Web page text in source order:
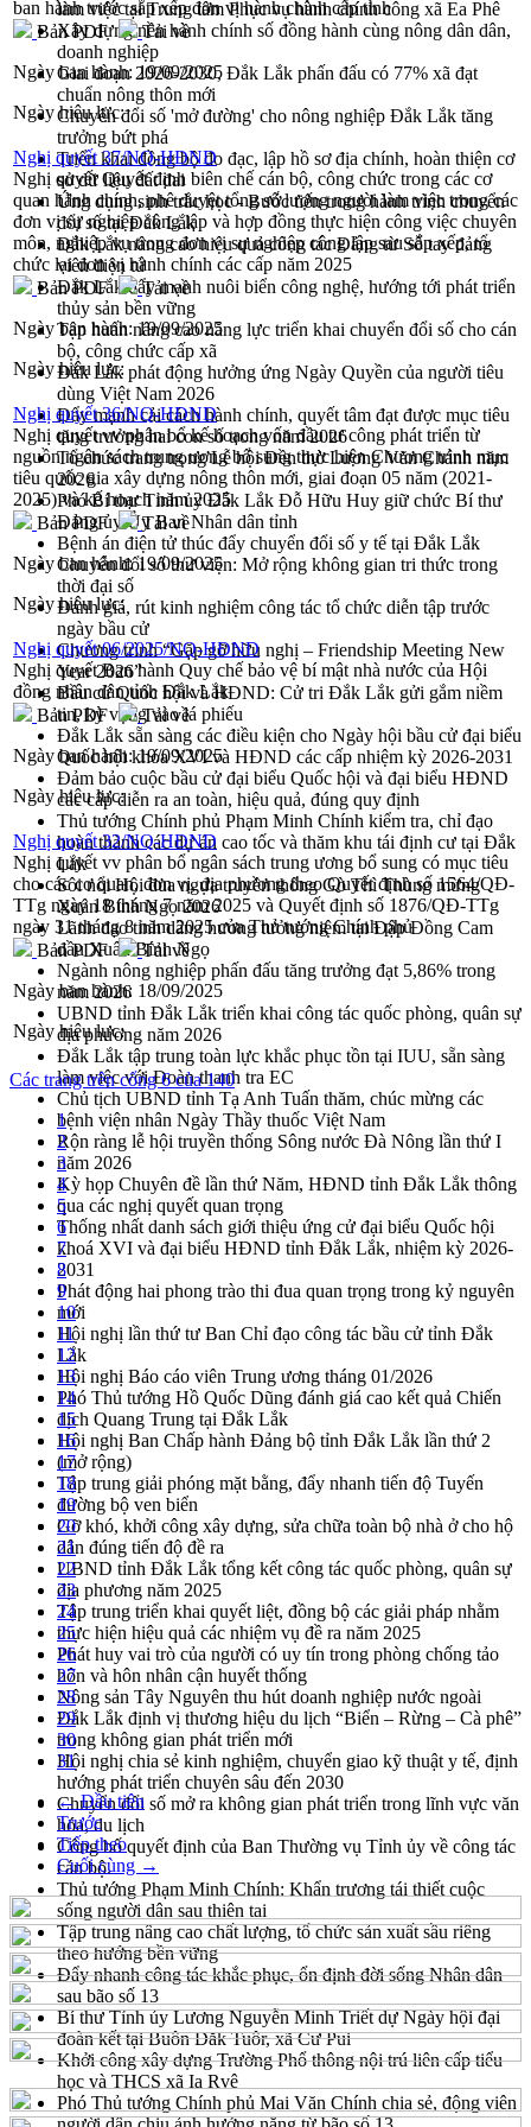
làm việc tại Trung tâm Phục vụ hành chính công xã Ea Phê
Xây dựng nền hành chính số đồng hành cùng nông dân dân,
doanh nghiệp
Giai đoạn 2026-2030, Đắk Lắk phấn đấu có 77% xã đạt
chuẩn nông thôn mới
Chuyển đổi số 'mở đường' cho nông nghiệp Đắk Lắk tăng
trưởng bứt phá
Triển khai đồng bộ đo đạc, lập hồ sơ địa chính, hoàn thiện cơ
sở dữ liệu đất đai
Ứng dụng sinh trắc học - Bước tiến trong hành trình chuyển
đổi số tại Đắk Lắk
Đắk Lắk nâng cao hiệu quả công tác Đảng từ Sổ tay đảng
viên điện tử
Đắk Lắk đẩy mạnh nuôi biển công nghệ, hướng tới phát triển
thủy sản bền vững
Tập huấn nâng cao năng lực triển khai chuyển đổi số cho cán
bộ, công chức cấp xã
Đắk Lắk phát động hưởng ứng Ngày Quyền của người tiêu
dùng Việt Nam 2026
Đẩy mạnh cải cách hành chính, quyết tâm đạt được mục tiêu
tăng trưởng hai con số trong năm 2026
Tổ chức trang trọng Lễ hội Đền thờ Lương Văn Chánh năm
2026
Phó Bí thư Tỉnh ủy Đắk Lắk Đỗ Hữu Huy giữ chức Bí thư
Đảng ủy Ủy Ban Nhân dân tỉnh
Bệnh án điện tử thúc đẩy chuyển đổi số y tế tại Đắk Lắk
Chuyển đổi số thư viện: Mở rộng không gian tri thức trong
thời đại số
Đánh giá, rút kinh nghiệm công tác tổ chức diễn tập trước
ngày bầu cử
Chương trình “Gặp gỡ hữu nghị – Friendship Meeting New
Year 2026”
Bầu cử Quốc hội và HĐND: Cử tri Đắk Lắk gửi gắm niềm
tin, kỳ vọng vào lá phiếu
Đắk Lắk sẵn sàng các điều kiện cho Ngày hội bầu cử đại biểu
Quốc hội khóa XVI và HĐND các cấp nhiệm kỳ 2026-2031
Đảm bảo cuộc bầu cử đại biểu Quốc hội và đại biểu HĐND
các cấp diễn ra an toàn, hiệu quả, đúng quy định
Thủ tướng Chính phủ Phạm Minh Chính kiểm tra, chỉ đạo
hoàn thành các dự án cao tốc và thăm khu tái định cư tại Đắk
Lắk
Sôi nổi Hội đua ngựa truyền thống Gò Thì Thùng mừng
Xuân Bính Ngọ 2026
Lãnh đạo tỉnh dâng hương tưởng niệm tại Đập Đồng Cam
đầu Xuân Bính Ngọ
Ngành nông nghiệp phấn đấu tăng trưởng đạt 5,86% trong
năm 2026
UBND tỉnh Đắk Lắk triển khai công tác quốc phòng, quân sự
địa phương năm 2026
Đắk Lắk tập trung toàn lực khắc phục tồn tại IUU, sẵn sàng
làm việc với Đoàn thanh tra EC
Chủ tịch UBND tỉnh Tạ Anh Tuấn thăm, chúc mừng các
bệnh viện nhân Ngày Thầy thuốc Việt Nam
Rộn ràng lễ hội truyền thống Sông nước Đà Nông lần thứ I
năm 2026
Kỳ họp Chuyên đề lần thứ Năm, HĐND tỉnh Đắk Lắk thông
qua các nghị quyết quan trọng
Thống nhất danh sách giới thiệu ứng cử đại biểu Quốc hội
khoá XVI và đại biểu HĐND tỉnh Đắk Lắk, nhiệm kỳ 2026-
2031
Phát động hai phong trào thi đua quan trọng trong kỷ nguyên
mới
Hội nghị lần thứ tư Ban Chỉ đạo công tác bầu cử tỉnh Đắk
Lắk
Hội nghị Báo cáo viên Trung ương tháng 01/2026
Phó Thủ tướng Hồ Quốc Dũng đánh giá cao kết quả Chiến
dịch Quang Trung tại Đắk Lắk
Hội nghị Ban Chấp hành Đảng bộ tỉnh Đắk Lắk lần thứ 2
(mở rộng)
Tập trung giải phóng mặt bằng, đẩy nhanh tiến độ Tuyến
đường bộ ven biển
Gỡ khó, khởi công xây dựng, sửa chữa toàn bộ nhà ở cho hộ
dân đúng tiến độ đề ra
UBND tỉnh Đắk Lắk tổng kết công tác quốc phòng, quân sự
địa phương năm 2025
Tập trung triển khai quyết liệt, đồng bộ các giải pháp nhằm
thực hiện hiệu quả các nhiệm vụ đề ra năm 2025
Phát huy vai trò của người có uy tín trong phòng chống tảo
hôn và hôn nhân cận huyết thống
Nông sản Tây Nguyên thu hút doanh nghiệp nước ngoài
Đắk Lắk định vị thương hiệu du lịch “Biển – Rừng – Cà phê”
trong không gian phát triển mới
Hội nghị chia sẻ kinh nghiệm, chuyển giao kỹ thuật y tế, định
hướng phát triển chuyên sâu đến 2030
Chuyển đổi số mở ra không gian phát triển trong lĩnh vực văn
hóa, du lịch
Công bố quyết định của Ban Thường vụ Tỉnh ủy về công tác
cán bộ.
Thủ tướng Phạm Minh Chính: Khẩn trương tái thiết cuộc
sống người dân sau thiên tai
Tập trung nâng cao chất lượng, tổ chức sản xuất sầu riêng
theo hướng bền vững
Đẩy nhanh công tác khắc phục, ổn định đời sống Nhân dân
sau bão số 13
Bí thư Tỉnh ủy Lương Nguyễn Minh Triết dự Ngày hội đại
đoàn kết tại Buôn Đăk Tuôr, xã Cư Pui
Khởi công xây dựng Trường Phổ thông nội trú liên cấp tiểu
học và THCS xã Ia Rvê
Phó Thủ tướng Chính phủ Mai Văn Chính chia sẻ, động viên
ban hành trước sắp xếp đơn vị hành chính cấp tỉnh
Bản PDF
Tải về
Ngày ban hành: 19/09/2025
Ngày hiệu lực:
Nghị quyết 37/NQ-HĐND
Nghị quyết Quyết định biên chế cán bộ, công chức trong các cơ
quan hành chính, phê duyệt tổng số lượng người làm việc trong các
đơn vị sự nghiệp công lập và hợp đồng thực hiện công việc chuyên
môn, nghiệp vụ trong đơn vị sự nghiệp công lập sau sắp xếp, tổ
chức lại đơn vị hành chính các cấp năm 2025
Bản PDF
Tải về
Ngày ban hành:19/09/2025
Ngày hiệu lực:
Nghị quyết 36/NQ-HĐND
Nghị quyết vv phân bổ kế hoạch vốn đầu tư công phát triển từ
nguồn ngân sách trung ương bổ sung thực hiện Chương trình mục
tiêu quốc gia xây dựng nông thôn mới, giai đoạn 05 năm (2021-
2025) và kế hoạch năm 2025
Bản PDF
Tải về
Ngày ban hành:19/09/2025
Ngày hiệu lực:
Nghị quyết 06/2025/NQ-HĐND
Nghị quyết Ban hành Quy chế bảo vệ bí mật nhà nước của Hội
đồng nhân dân tỉnh Đắk Lắk
Bản PDF
Tải về
Ngày ban hành:19/09/2025
Ngày hiệu lực:
Nghị quyết 32/NQ-HĐND
Nghị quyết vv phân bổ ngân sách trung ương bổ sung có mục tiêu
cho các cơ quan, đơn vị, địa phương theo Quyết định số 1564/QĐ-
TTg ngày 18 tháng 7 năm 2025 và Quyết định số 1876/QĐ-TTg
ngày 31 tháng 8 năm 2025 của Thủ tướng Chính phủ
Bản PDF
Tải về
Ngày ban hành: 18/09/2025
Ngày hiệu lực:
Các trang trên cổng 6 của 140
1
2
3
4
5
6
7
8
9
10
11
12
13
14
15
16
17
18
19
20
21
22
23
24
25
26
27
28
29
30
31
← Đầu tiên
Trước
Tiếp theo
Cuối cùng →